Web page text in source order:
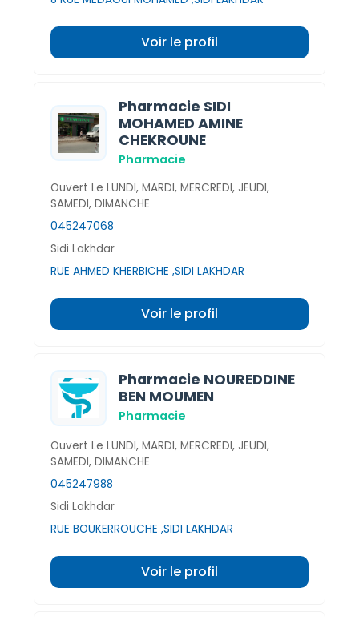
Voir le profil
Pharmacie SIDI
MOHAMED AMINE
CHEKROUNE
Pharmacie
Ouvert Le LUNDI, MARDI, MERCREDI, JEUDI,
SAMEDI, DIMANCHE
045247068
Sidi Lakhdar
RUE AHMED KHERBICHE ,SIDI LAKHDAR
Voir le profil
Pharmacie NOUREDDINE
BEN MOUMEN
Pharmacie
Ouvert Le LUNDI, MARDI, MERCREDI, JEUDI,
SAMEDI, DIMANCHE
045247988
Sidi Lakhdar
RUE BOUKERROUCHE ,SIDI LAKHDAR
Voir le profil